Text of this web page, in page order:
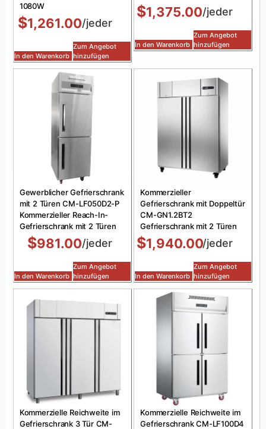
1080W
$1,261.00/jeder
In den Warenkorb
Zum Angebot
hinzufügen
$1,375.00/jeder
In den Warenkorb
Zum Angebot
hinzufügen
Gewerblicher Gefrierschrank
mit 2 Türen CM-LF050D2-P
Kommerzieller Reach-In-
Gefrierschrank mit 2 Türen
$981.00/jeder
In den Warenkorb
Zum Angebot
hinzufügen
Kommerzieller
Gefrierschrank mit Doppeltür
CM-GN1.2BT2
Gefrierschrank mit 2 Türen
$1,940.00/jeder
In den Warenkorb
Zum Angebot
hinzufügen
Kommerzielle Reichweite im
Gefrierschrank 3 Tür CM-
Kommerzielle Reichweite im
Gefrierschrank CM-LF100D4